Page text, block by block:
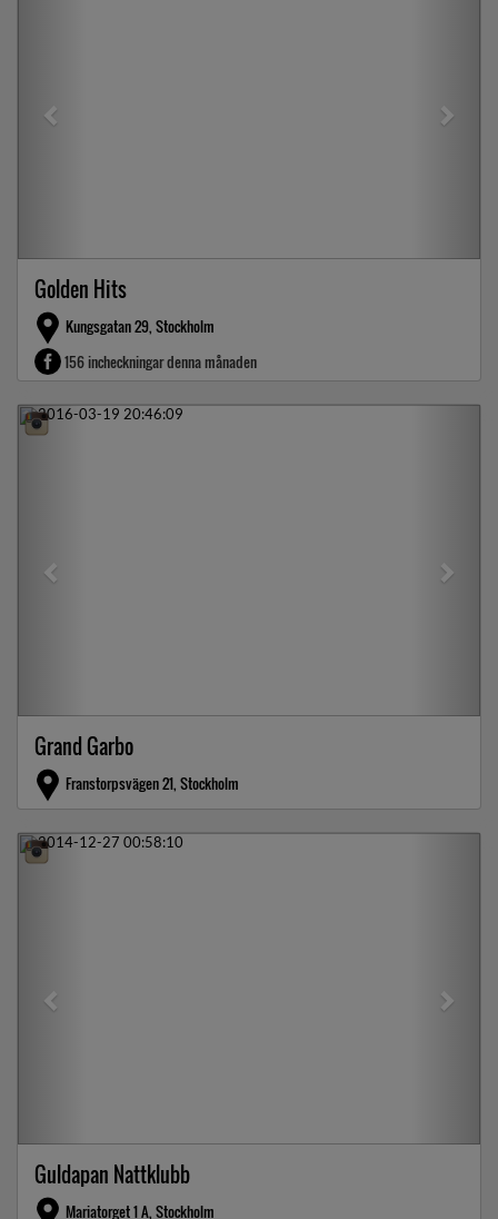
Golden Hits
Kungsgatan 29, Stockholm
156 incheckningar denna månaden
Previous
Grand Garbo
Franstorpsvägen 21, Stockholm
Previous
Guldapan Nattklubb
Mariatorget 1 A, Stockholm